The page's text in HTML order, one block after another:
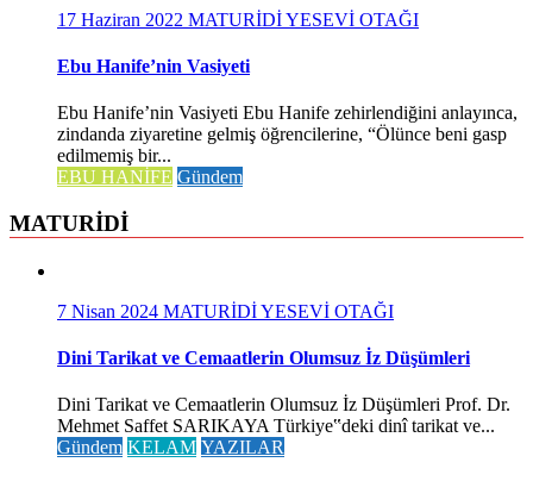
17 Haziran 2022 MATURİDİ YESEVİ OTAĞI
Ebu Hanife’nin Vasiyeti
Ebu Hanife’nin Vasiyeti Ebu Hanife zehirlendiğini anlayınca,
zindanda ziyaretine gelmiş öğrencilerine, “Ölünce beni gasp
edilmemiş bir...
EBU HANİFE Gündem
MATURİDİ
7 Nisan 2024 MATURİDİ YESEVİ OTAĞI
Dini Tarikat ve Cemaatlerin Olumsuz İz Düşümleri
Dini Tarikat ve Cemaatlerin Olumsuz İz Düşümleri Prof. Dr.
Mehmet Saffet SARIKAYA Türkiye‟deki dinî tarikat ve...
Gündem KELAM YAZILAR